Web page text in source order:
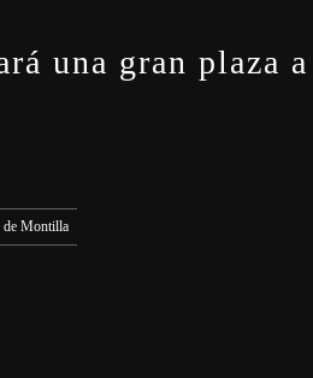
una gran plaza
de Montilla